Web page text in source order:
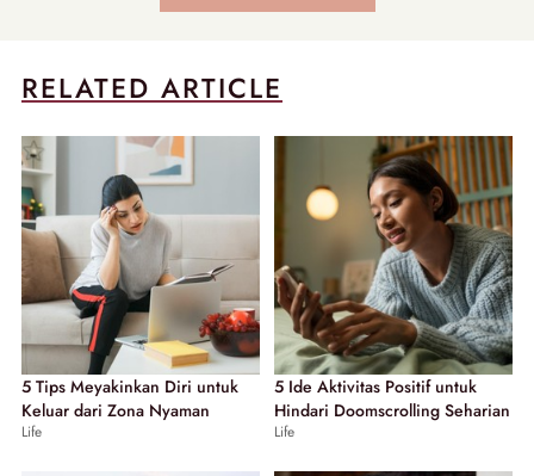
RELATED ARTICLE
5 Tips Meyakinkan Diri untuk
Keluar dari Zona Nyaman
Life
5 Ide Aktivitas Positif untuk
Hindari Doomscrolling Seharian
Life